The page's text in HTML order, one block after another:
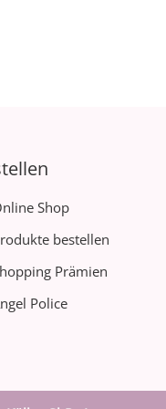
Shop
bestellen
Prämien
Police